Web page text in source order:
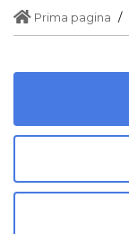
Prima pagina